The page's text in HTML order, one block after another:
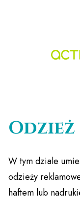
W tym dziale
odzieży
haftem lub